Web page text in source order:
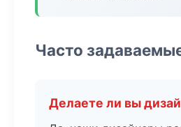
Часто
Делаете ли вы